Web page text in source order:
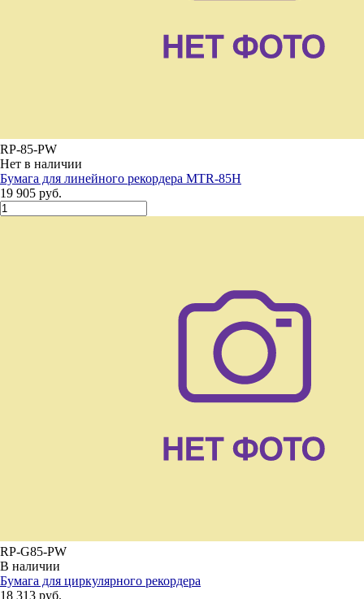
RP-85-PW
Нет в наличии
Бумага для линейного рекордера MTR-85H
19 905 руб.
RP-G85-PW
В наличии
Бумага для циркулярного рекордера
18 313 руб.